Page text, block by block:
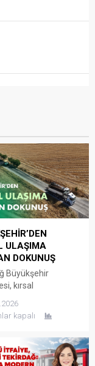
ULAŞIMA
DOKUNUŞ
Büyükşehir
kırsal
ulaşım
güçlendirmeye
aralıksız
Başkanlığı
kapalı